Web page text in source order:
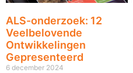
ALS-onderzoek: 12
Veelbelovende
Ontwikkelingen
Gepresenteerd
6 december 2024